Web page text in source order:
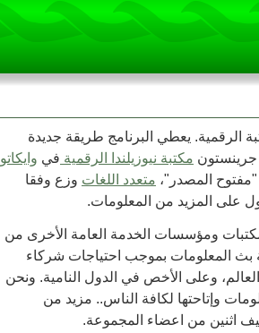
الرقمية. يعطي البرنامج طريقة جديدة
جرينستون مكتبة نيوزيلندا الرقمية في وايكاتو
"مفتوح المصدر"، متعدد اللغات وزع وفقا
على المزيد من المعلومات.
ومؤسسات الخدمة العامة الأخرى من
بث المعلومات بموجب احتياجات شركاء
وعلى الأخص في الدول النامية. ونحن
وإتاحتها لكافة الناس.. مزيد من
اثنين من اعضاء المجموعة.